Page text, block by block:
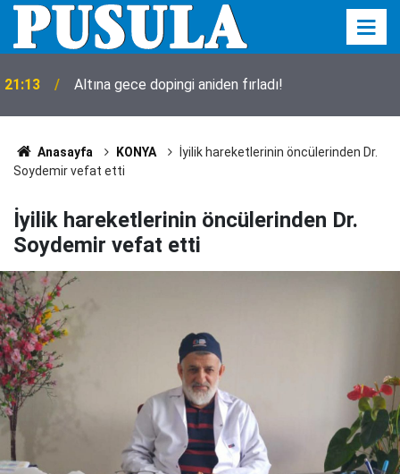
18:00
Konya’da bugün neler oldu? İşte 5 Ağustos
Çarşamba günü olup bitenler…
Anasayfa KONYA
İyilik hareketlerinin öncülerinden Dr.
Soydemir vefat etti
İyilik hareketlerinin öncülerinden Dr.
Soydemir vefat etti